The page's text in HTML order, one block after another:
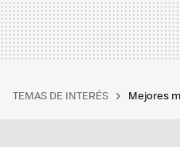
TEMAS DE INTERÉS Mejores